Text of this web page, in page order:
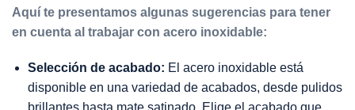
Aquí te presentamos algunas sugerencias para tener
en cuenta al trabajar con acero inoxidable:
Selección de acabado: El acero inoxidable está
disponible en una variedad de acabados, desde pulidos